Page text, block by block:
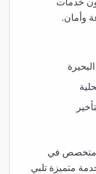
خدمات
وأمان.
البحيرة
متخصص في
متميزة تلبي